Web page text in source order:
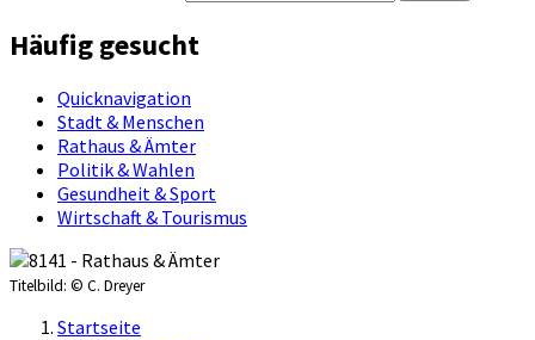
Häufig gesucht
Quicknavigation
Stadt & Menschen
Rathaus & Ämter
Politik & Wahlen
Gesundheit & Sport
Wirtschaft & Tourismus
Titelbild: © C. Dreyer
Startseite